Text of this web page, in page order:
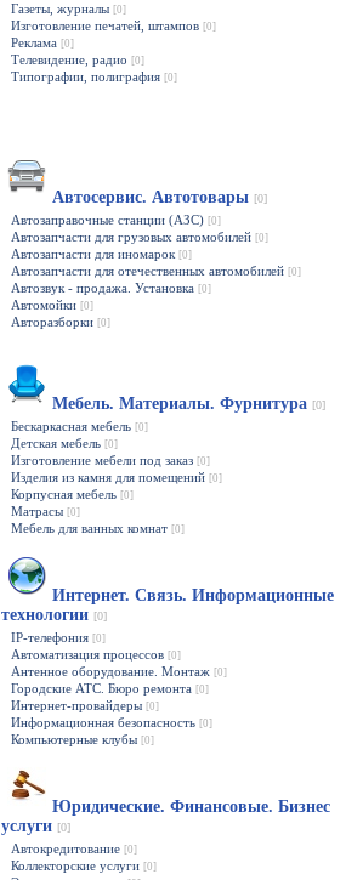
Газеты, журналы[0]
Изготовление печатей, штампов[0]
Реклама[0]
Телевидение, радио[0]
Типографии, полиграфия[0]
Автосервис. Автотовары [0]
Автозаправочные станции (АЗС)[0]
Автозапчасти для грузовых автомобилей[0]
Автозапчасти для иномарок[0]
Автозапчасти для отечественных автомобилей[0]
Автозвук - продажа. Установка[0]
Автомойки[0]
Авторазборки[0]
Мебель. Материалы. Фурнитура [0]
Бескаркасная мебель[0]
Детская мебель[0]
Изготовление мебели под заказ[0]
Изделия из камня для помещений[0]
Корпусная мебель[0]
Матрасы[0]
Мебель для ванных комнат[0]
Интернет. Связь. Информационные
технологии [0]
IP-телефония[0]
Автоматизация процессов[0]
Антенное оборудование. Монтаж[0]
Городские АТС. Бюро ремонта[0]
Интернет-провайдеры[0]
Информационная безопасность[0]
Компьютерные клубы[0]
Юридические. Финансовые. Бизнес
услуги [0]
Автокредитование[0]
Коллекторские услуги[0]